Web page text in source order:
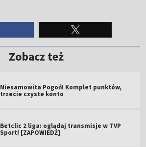
Zobacz też
Niesamowita Pogoń! Komplet punktów,
trzecie czyste konto
Betclic 2 liga: oglądaj transmisje w TVP
Sport! [ZAPOWIEDŹ]